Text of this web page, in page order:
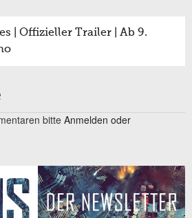
| Offizieller Trailer | Ab 9.
bitte Anmelden oder